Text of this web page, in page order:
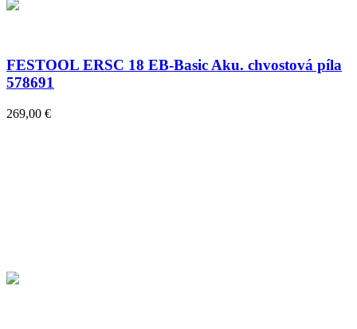
FESTOOL ERSC 18 EB-Basic Aku. chvostová píla
578691
269,00 €